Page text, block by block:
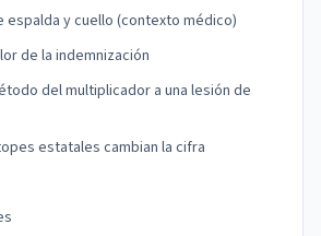
espalda y cuello (contexto médico)
de la indemnización
del multiplicador a una lesión de
estatales cambian la cifra